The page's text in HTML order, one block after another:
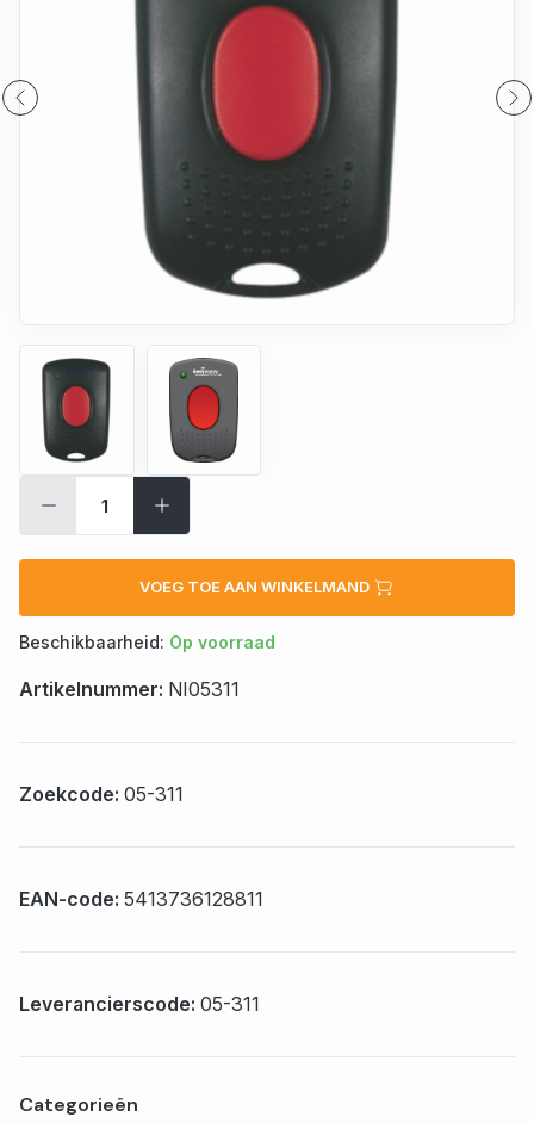
VOEG TOE AAN WINKELMAND
Beschikbaarheid: Op voorraad
Artikelnummer: NI05311
Zoekcode: 05-311
EAN-code: 5413736128811
Leverancierscode: 05-311
Categorieën